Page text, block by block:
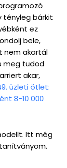
tényleg bárkit
ez
bele,
nem akartál
meg tudod
akar,
üzleti ötlet:
8-10 000
Itt még